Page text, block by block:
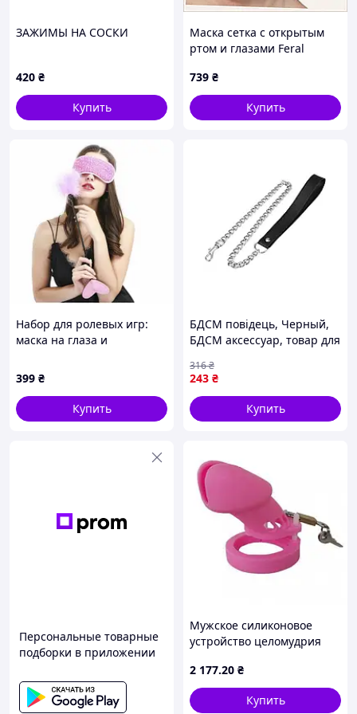
1 шт - шарик в рот на ремешке (кляп)
1 пара - кандалы для ног
1 пара - зажимы для сосков
1 шт - маска на глаза
1 шт - веревка для связывания
Этот набор включает все необходимые элементы
для ролевых игр и разнообразной стимуляции.
Кандалы с мягкой подкладкой обеспечат комфорт
при фиксации, а анальные пробки и вибратор
добавят новые грани удовольствия.
Дополнительные аксессуары, такие как маска, кляп
и флоггер, помогут создать атмосферу контроля и
ЗАЖИМЫ НА СОСКИ
420 ₴
Купить
Маска сетка с открытым
ртом и глазами Feral
8751B26B5
739 ₴
Купить
Набор для ролевых игр:
маска на глаза и
399 ₴
Купить
БДСМ повідець, Черный,
БДСМ аксессуар, товар для
ролевых игр, интимная
игрушка для пар
243 ₴
316₴
Купить
Персональные товарные
подборки в приложении
Мужское силиконовое
устройство целомудрия
2 177.20 ₴
Купить